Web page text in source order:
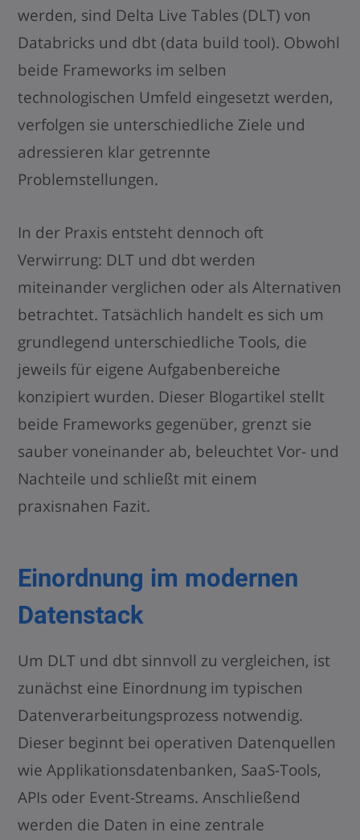
werden, sind Delta Live Tables (DLT) von
Databricks und dbt (data build tool). Obwohl
beide Frameworks im selben
technologischen Umfeld eingesetzt werden,
verfolgen sie unterschiedliche Ziele und
adressieren klar getrennte
Problemstellungen.
In der Praxis entsteht dennoch oft
Verwirrung: DLT und dbt werden
miteinander verglichen oder als Alternativen
betrachtet. Tatsächlich handelt es sich um
grundlegend unterschiedliche Tools, die
jeweils für eigene Aufgabenbereiche
konzipiert wurden. Dieser Blogartikel stellt
beide Frameworks gegenüber, grenzt sie
sauber voneinander ab, beleuchtet Vor- und
Nachteile und schließt mit einem
praxisnahen Fazit.
Einordnung im modernen
Datenstack
Um DLT und dbt sinnvoll zu vergleichen, ist
zunächst eine Einordnung im typischen
Datenverarbeitungsprozess notwendig.
Dieser beginnt bei operativen Datenquellen
wie Applikationsdatenbanken, SaaS-Tools,
APIs oder Event-Streams. Anschließend
werden die Daten in eine zentrale